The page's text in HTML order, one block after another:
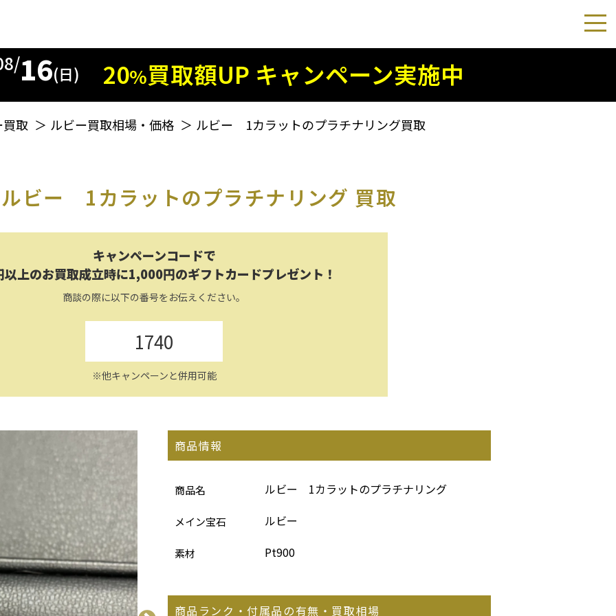
16(日) 20%買取額UP キャンペーン実施中
取 ＞ ルビー買取相場・価格 ＞ ルビー 1カラットのプラチナリング買取
ビー 1カラットのプラチナリング 買取
キャンペーンコードで
以上のお買取成立時に1,000円のギフトカードプレゼント！
商談の際に以下の番号をお伝えください。
1740
※他キャンペーンと併用可能
商品情報
商品名 ルビー 1カラットのプラチナリング
メイン宝石 ルビー
素材 Pt900
商品ランク・付属品の有無・買取相場